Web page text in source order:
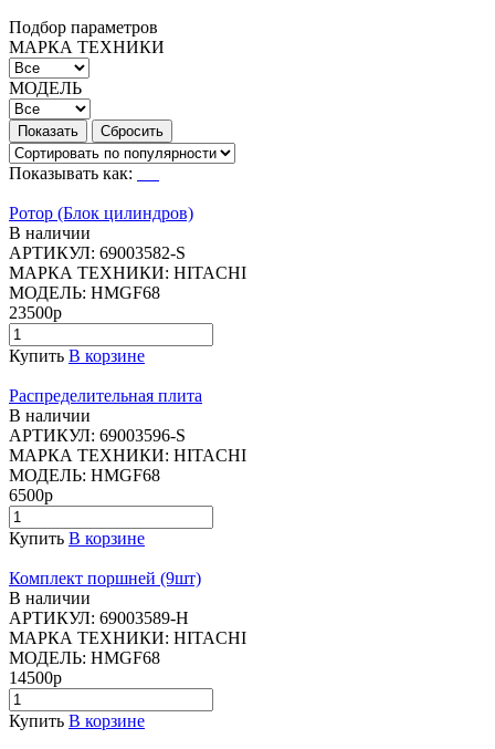
Подбор параметров
МАРКА ТЕХНИКИ
МОДЕЛЬ
Показывать как:
Ротор (Блок цилиндров)
В наличии
АРТИКУЛ: 69003582-S
МАРКА ТЕХНИКИ: HITACHI
МОДЕЛЬ: HMGF68
23500р
Купить В корзине
Распределительная плита
В наличии
АРТИКУЛ: 69003596-S
МАРКА ТЕХНИКИ: HITACHI
МОДЕЛЬ: HMGF68
6500р
Купить В корзине
Комплект поршней (9шт)
В наличии
АРТИКУЛ: 69003589-H
МАРКА ТЕХНИКИ: HITACHI
МОДЕЛЬ: HMGF68
14500р
Купить В корзине